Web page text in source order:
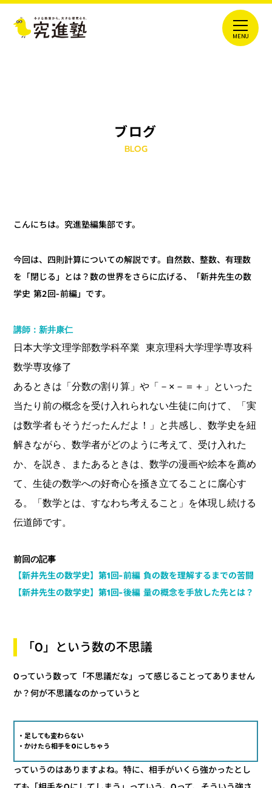
ブログ
BLOG
こんにちは。究進塾編集部です。
今回は、四則計算についての解説です。自然数、整数、有理数
を「閉じる」とは？数の世界をさらに広げる、「新井先生の数
学史 第2回-前編」です。
講師：新井康仁
日本大学文理学部数学科卒業 東京理科大学理学専攻科
数学専攻修了
あるときは「分数の割り算」や「－×－＝＋」といった
当たり前の概念を受け入れられない生徒に向けて、「実
は数学者もそうだったんだよ！」と共感し、数学史を紐
解きながら、数学者がどのように考えて、受け入れた
か、を説き、またあるときは、数学の漫画や絵本を薦め
て、生徒の数学への好奇心を掻き立てることに腐心す
る。「数学とは、すなわち考えること」を体現し続ける
伝道師です。
前回の記事
【新井先生の数学史】第1回-前編 負の数を理解するまでの苦闘
【新井先生の数学史】第1回-後編 量の概念を手放した先とは？
「0」という数の不思議
0っていう数って「不思議だな」って感じることってありません
か？何が不思議なのかっていうと
・足しても変わらない
・かけたら相手を0にしちゃう
っていうのはありますよね。特に、相手がいくら強かったとし